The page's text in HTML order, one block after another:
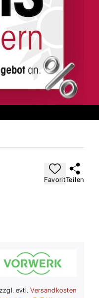
FavoritTeilen
evtl. Versandkosten